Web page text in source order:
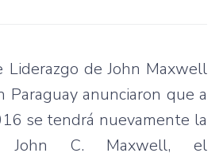
Liderazgo de John Maxwell
Paraguay anunciaron que a
se tendrá nuevamente la
John C. Maxwell, el